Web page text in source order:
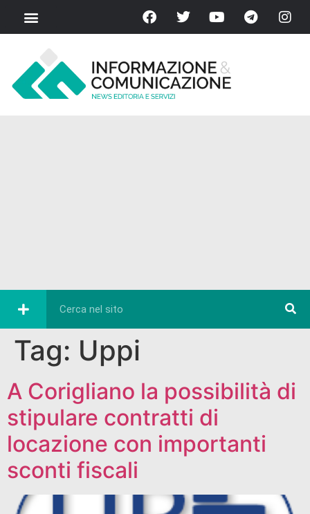
Tag: Uppi
A Corigliano la possibilità di
stipulare contratti di
locazione con importanti
sconti fiscali